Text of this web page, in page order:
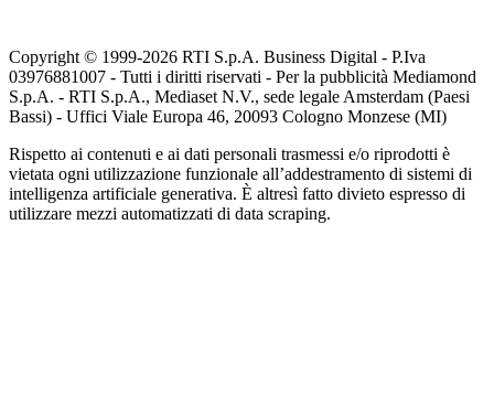
Copyright © 1999-2026 RTI S.p.A. Business Digital - P.Iva
03976881007 - Tutti i diritti riservati - Per la pubblicità Mediamond
S.p.A. - RTI S.p.A., Mediaset N.V., sede legale Amsterdam (Paesi
Bassi) - Uffici Viale Europa 46, 20093 Cologno Monzese (MI)
Rispetto ai contenuti e ai dati personali trasmessi e/o riprodotti è
vietata ogni utilizzazione funzionale all’addestramento di sistemi di
intelligenza artificiale generativa. È altresì fatto divieto espresso di
utilizzare mezzi automatizzati di data scraping.